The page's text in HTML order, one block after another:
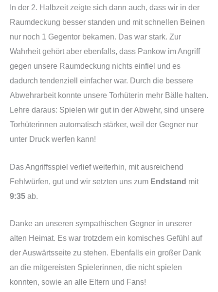
In der 2. Halbzeit zeigte sich dann auch, dass wir in der
Raumdeckung besser standen und mit schnellen Beinen
nur noch 1 Gegentor bekamen. Das war stark. Zur
Wahrheit gehört aber ebenfalls, dass Pankow im Angriff
gegen unsere Raumdeckung nichts einfiel und es
dadurch tendenziell einfacher war. Durch die bessere
Abwehrarbeit konnte unsere Torhüterin mehr Bälle halten.
Lehre daraus: Spielen wir gut in der Abwehr, sind unsere
Torhüterinnen automatisch stärker, weil der Gegner nur
unter Druck werfen kann!
Das Angriffsspiel verlief weiterhin, mit ausreichend
Fehlwürfen, gut und wir setzten uns zum Endstand mit
9:35 ab.
Danke an unseren sympathischen Gegner in unserer
alten Heimat. Es war trotzdem ein komisches Gefühl auf
der Auswärtsseite zu stehen. Ebenfalls ein großer Dank
an die mitgereisten Spielerinnen, die nicht spielen
konnten, sowie an alle Eltern und Fans!